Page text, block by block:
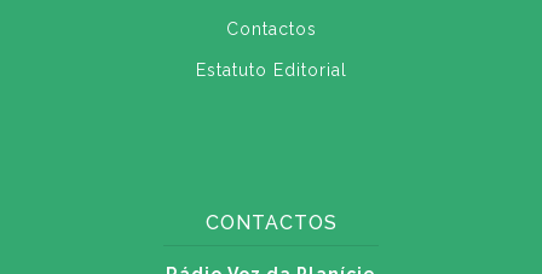
Contactos
Estatuto Editorial
CONTACTOS